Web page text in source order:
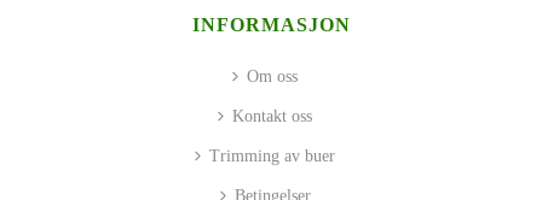
INFORMASJON
Om oss
Kontakt oss
Trimming av buer
Betingelser